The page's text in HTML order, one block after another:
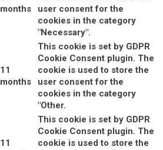
months
user consent for the
cookies in the category
"Necessary".
11
months
This cookie is set by GDPR
Cookie Consent plugin. The
cookie is used to store the
user consent for the
cookies in the category
"Other.
11
This cookie is set by GDPR
Cookie Consent plugin. The
cookie is used to store the